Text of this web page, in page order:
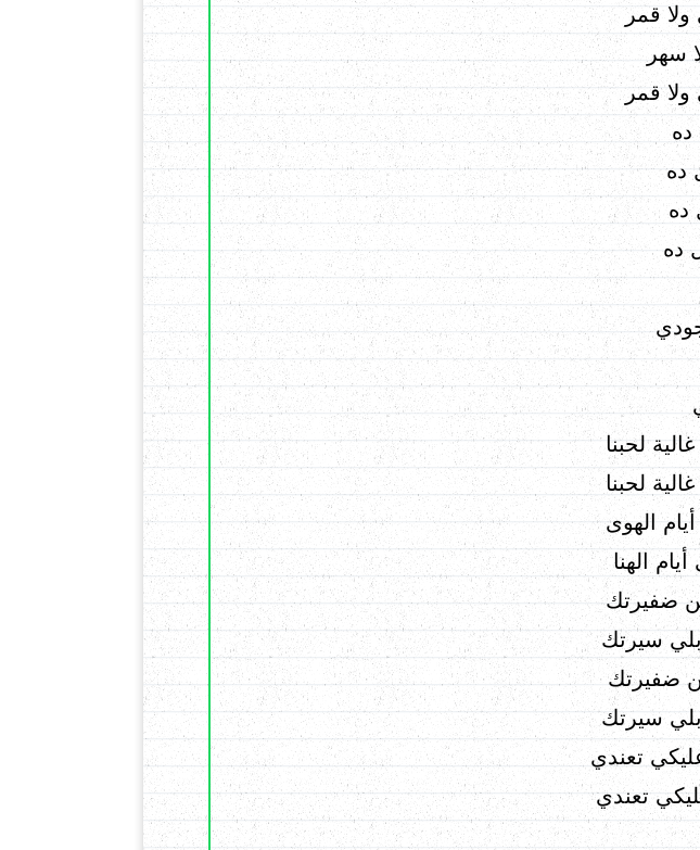
قمر
سهر
قمر
ده
ده
ده
لحبنا
لحبنا
الهوى
الهنا
ضفيرتك
سيرتك
ضفيرتك
سيرتك
تعندي
تعندي